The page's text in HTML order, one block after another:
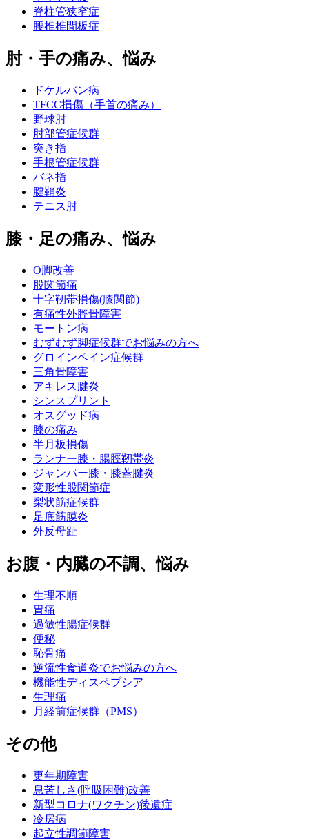
脊柱管狭窄症
腰椎椎間板症
肘・手の痛み、悩み
ドケルバン病
TFCC損傷（手首の痛み）
野球肘
肘部管症候群
突き指
手根管症候群
バネ指
腱鞘炎
テニス肘
膝・足の痛み、悩み
O脚改善
股関節痛
十字靭帯損傷(膝関節)
有痛性外脛骨障害
モートン病
むずむず脚症候群でお悩みの方へ
グロインペイン症候群
三角骨障害
アキレス腱炎
シンスプリント
オスグッド病
膝の痛み
半月板損傷
ランナー膝・腸脛靭帯炎
ジャンパー膝・膝蓋腱炎
変形性股関節症
梨状筋症候群
足底筋膜炎
外反母趾
お腹・内臓の不調、悩み
生理不順
胃痛
過敏性腸症候群
便秘
恥骨痛
逆流性食道炎でお悩みの方へ
機能性ディスペプシア
生理痛
月経前症候群（PMS）
その他
更年期障害
息苦しさ(呼吸困難)改善
新型コロナ(ワクチン)後遺症
冷房病
起立性調節障害